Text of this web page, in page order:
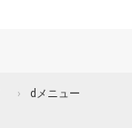
dメニュー